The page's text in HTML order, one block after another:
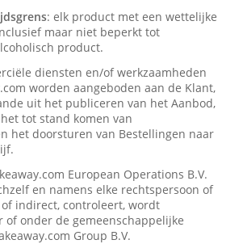
: elk product met een wettelijke
maar niet beperkt tot
product.
diensten en/of werkzaamheden
worden aangeboden aan de Klant,
uit het publiceren van het Aanbod,
tot stand komen van
het doorsturen van Bestellingen naar
European Operations B.V.
en namens elke rechtspersoon of
indirect, controleert, wordt
of onder de gemeenschappelijke
Group B.V.